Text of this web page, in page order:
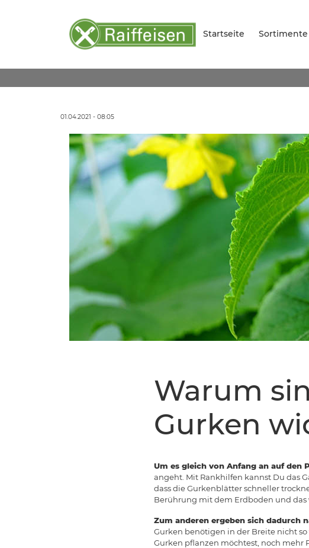
Startseite Sortimente
01.04.2021 - 08:05
Warum
Gurken
Um es gleich von Anfang an auf den
angeht. Mit Rankhilfen kannst Du das
dass die Gurkenblätter schneller
Berührung mit dem Erdboden und
Zum anderen ergeben sich dadurch
Gurken benötigen in der Breite nicht
Gurken pflanzen möchtest, noch mehr